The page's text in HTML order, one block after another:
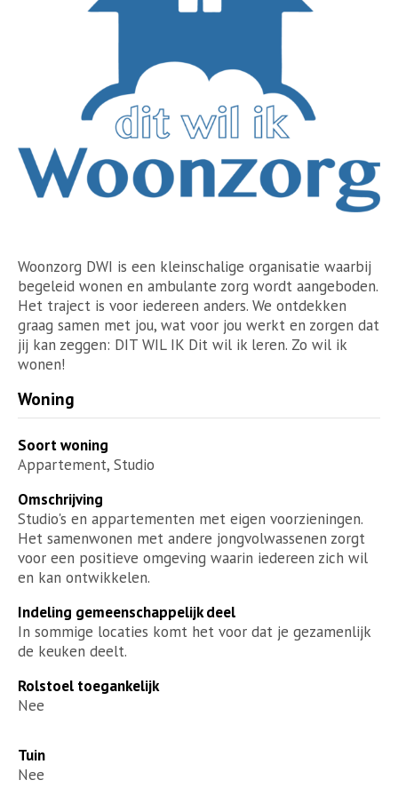
Woonzorg DWI is een kleinschalige organisatie waarbij
begeleid wonen en ambulante zorg wordt aangeboden.
Het traject is voor iedereen anders. We ontdekken
graag samen met jou, wat voor jou werkt en zorgen dat
jij kan zeggen: DIT WIL IK Dit wil ik leren. Zo wil ik
wonen!
Woning
Soort woning
Appartement, Studio
Omschrijving
Studio's en appartementen met eigen voorzieningen.
Het samenwonen met andere jongvolwassenen zorgt
voor een positieve omgeving waarin iedereen zich wil
en kan ontwikkelen.
Indeling gemeenschappelijk deel
In sommige locaties komt het voor dat je gezamenlijk
de keuken deelt.
Rolstoel toegankelijk
Nee
Tuin
Nee